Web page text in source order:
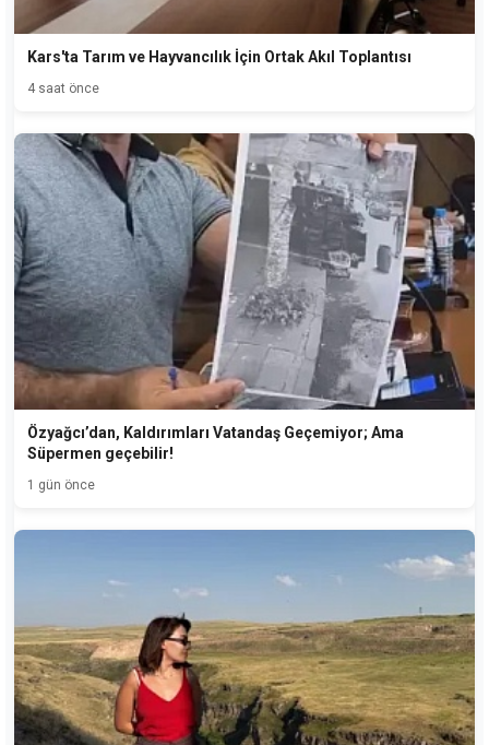
Kars'ta Tarım ve Hayvancılık İçin Ortak Akıl Toplantısı
4 saat önce
Özyağcı’dan, Kaldırımları Vatandaş Geçemiyor; Ama
Süpermen geçebilir!
1 gün önce